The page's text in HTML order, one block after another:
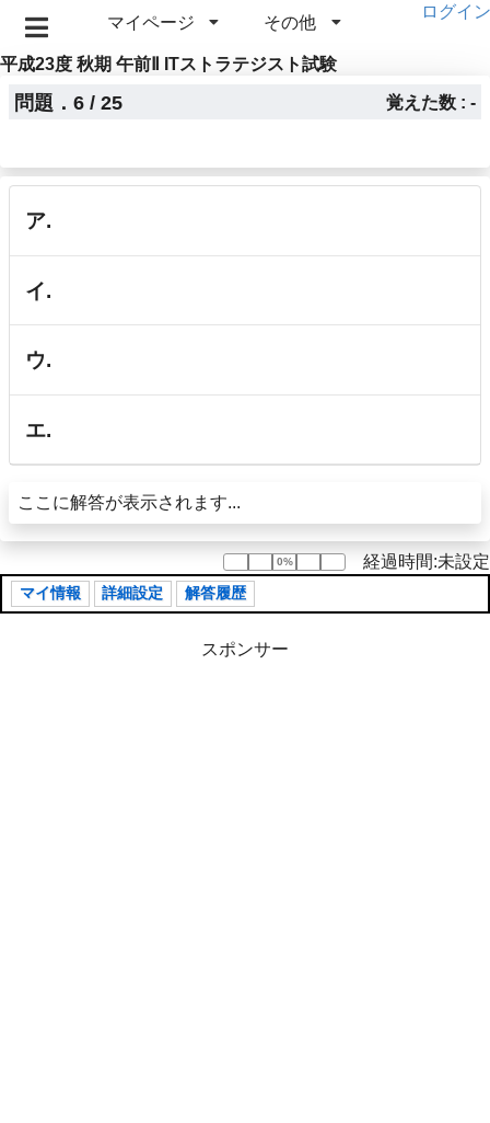
マイページ その他
ログイン
平成23度 秋期 午前Ⅱ ITストラテジスト試験
問題．6 / 25 覚えた数 : -
ア.
イ.
ウ.
エ.
ここに解答が表示されます...
0%
0% 経過時間:未設定
マイ情報 詳細設定 解答履歴
スポンサー